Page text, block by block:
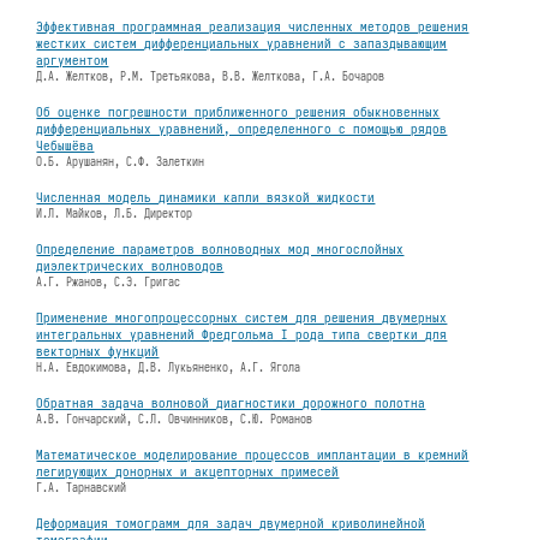
Эффективная программная реализация численных методов решения
жестких систем дифференциальных уравнений с запаздывающим
аргументом
Д.А. Желтков, Р.М. Третьякова, В.В. Желткова, Г.А. Бочаров
Об оценке погрешности приближенного решения обыкновенных
дифференциальных уравнений, определенного с помощью рядов
Чебышёва
О.Б. Арушанян, С.Ф. Залеткин
Численная модель динамики капли вязкой жидкости
И.Л. Майков, Л.Б. Директор
Определение параметров волноводных мод многослойных
диэлектрических волноводов
А.Г. Ржанов, С.Э. Григас
Применение многопроцессорных систем для решения двумерных
интегральных уравнений Фредгольма I рода типа свертки для
векторных функций
Н.А. Евдокимова, Д.В. Лукьяненко, А.Г. Ягола
Обратная задача волновой диагностики дорожного полотна
А.В. Гончарский, С.Л. Овчинников, С.Ю. Романов
Математическое моделирование процессов имплантации в кремний
легирующих донорных и акцепторных примесей
Г.А. Тарнавский
Деформация томограмм для задач двумерной криволинейной